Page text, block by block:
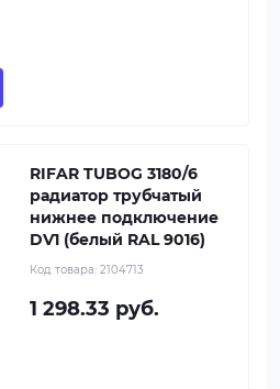
RIFAR TUBOG 3180/6
радиатор трубчатый
нижнее подключение
DV1 (белый RAL 9016)
Код товара: 2104713
1 298.33 руб.